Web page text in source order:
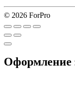
© 2026 ForPro
Оформление